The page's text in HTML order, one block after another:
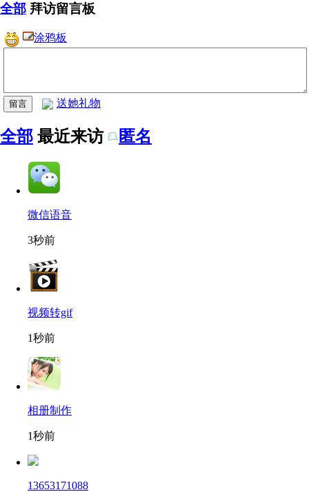
全部 拜访留言板
涂鸦板
送她礼物
全部 最近来访 匿名
微信语音
3秒前
视频转gif
1秒前
相册制作
1秒前
13653171088